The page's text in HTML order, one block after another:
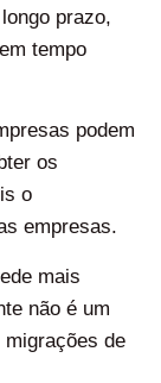
prazo,
tempo
podem
os
o
empresas.
mais
não é um
de